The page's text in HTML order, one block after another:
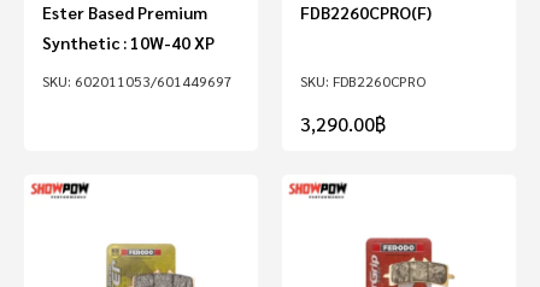
602011053/601449697
Ester Based Premium
Synthetic : 10W-40 XP
FDB2260CPRO
FDB2260CPRO(F)
3,290.00฿